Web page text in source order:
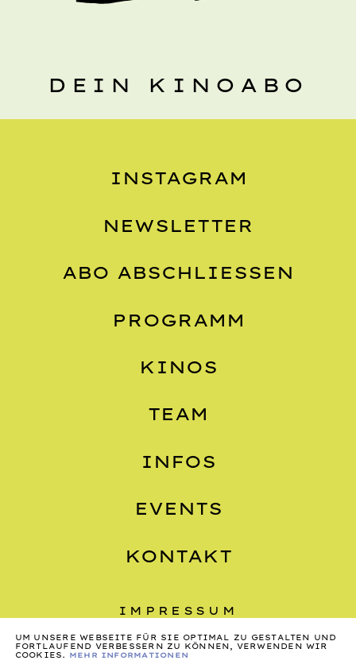
DEIN KINOABO
INSTAGRAM
NEWSLETTER
ABO ABSCHLIESSEN
PROGRAMM
KINOS
TEAM
INFOS
EVENTS
KONTAKT
IMPRESSUM
DATENSCHUTZ
UM UNSERE WEBSEITE FÜR SIE OPTIMAL ZU GESTALTEN UND
FORTLAUFEND VERBESSERN ZU KÖNNEN, VERWENDEN WIR
COOKIES.
MEHR INFORMATIONEN